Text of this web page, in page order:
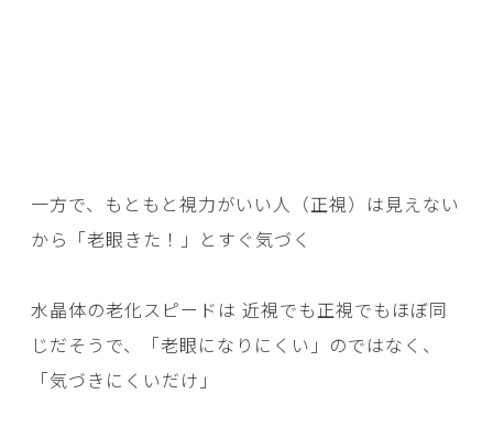
一方で、もともと視力がいい人（正視）は見えない
から「老眼きた！」とすぐ気づく
水晶体の老化スピードは 近視でも正視でもほぼ同
じだそうで、「老眼になりにくい」のではなく、
「気づきにくいだけ」